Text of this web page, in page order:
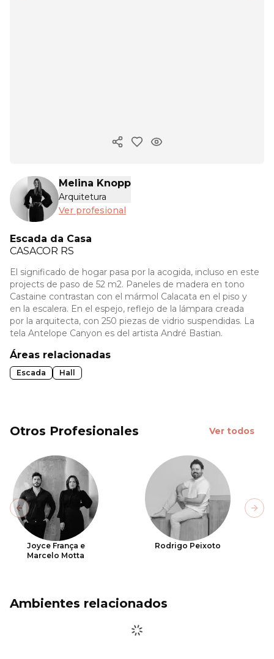
Copiar enlace
Melina Knopp
Arquitetura
Ver profesional
Escada da Casa
CASACOR RS
El significado de hogar pasa por la acogida, incluso en este
projects de paso de 52 m2. Paneles de madera en tono
Castaine contrastan con el mármol Calacata en el piso y
en la escalera. En el espejo, reflejo de la lámpara creada
por la arquitecta, con 250 piezas de vidrio suspendidas. La
tela Antelope Canyon es del artista André Bastian.
Áreas relacionadas
Escada Hall
Otros Profesionales Ver todos
Joyce França e
Marcelo Motta
Rodrigo Peixoto
Previous slide
Ambientes relacionados